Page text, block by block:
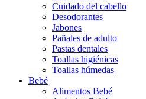
Cuidado del cabello
Desodorantes
Jabones
Pañales de adulto
Pastas dentales
Toallas higiénicas
Toallas húmedas
Bebé
Alimentos Bebé